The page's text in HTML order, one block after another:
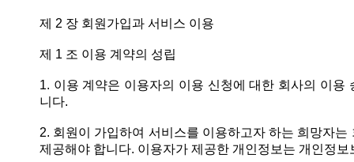
제 2 장 회원가입과 서비스 이용
제 1 조 이용 계약의 성립
1. 이용 계약은 이용자의 이용 신청에 대한 회사의 이
니다.
2. 회원이 가입하여 서비스를 이용하고자 하는 희망자
제공해야 합니다. 이용자가 제공한 개인정보는 개인정